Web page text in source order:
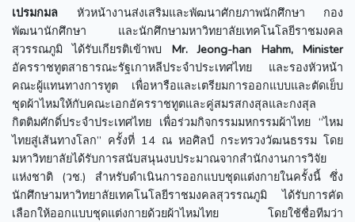
เปรมกมล หัวหน้างานส่งเสริมและพัฒนาศักยภาพนักศึกษา กอง
พัฒนานักศึกษา และนักศึกษามหาวิทยาลัยเทคโนโลยีราชมงคล
สุวรรณภูมิ ได้รับเกียรติเข้าพบ Mr. Jeong-han Hahm, Minister
อัครราชทูตสาธารณะรัฐเกาหลีประจำประเทศไทย และรองหัวหน้า
คณะผู้แทนทางการทูต เพื่อหารือและเตรียมการออกแบบและตัดเย็บ
ชุดผ้าไหมให้กับคณะเอกอัครราชทูตและคู่สมรสกงสุลและกงสุล
กิตติมศักดิ์ประจำประเทศไทย เพื่อร่วมกิจกรรมมหกรรมผ้าไทย “ไหม
ไทยสู่เส้นทางโลก” ครั้งที่ 14 ณ หอศิลป์ กระทรวงวัฒนธรรม โดย
มหาวิทยาลัยได้รับการสนับสนุนงบประมาณจากสำนักงานการวิจัย
แห่งชาติ (วช.) สำหรับดำเนินการออกแบบชุดแต่งกายในครั้งนี้ ซึ่ง
นักศึกษามหาวิทยาลัยเทคโนโลยีราชมงคลสุวรรณภูมิ ได้รับการคัด
เลือกให้ออกแบบชุดแต่งกายด้วยผ้าไหมไทย โดยใช้ชื่อทีมว่า